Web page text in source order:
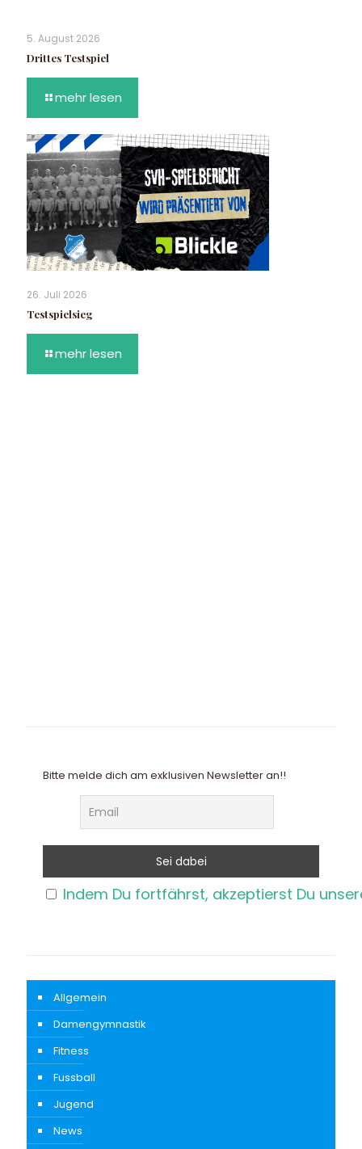
5. August 2026
Drittes Testspiel
mehr lesen
26. Juli 2026
Testspielsieg
mehr lesen
Bitte melde dich am exklusiven Newsletter an!!
Indem Du fortfährst, akzeptierst Du
Allgemein
Damengymnastik
Fitness
Fussball
Jugend
News